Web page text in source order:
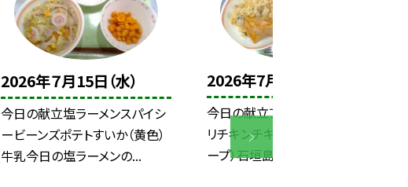
2026年７月15日（水）
今日の献立塩ラーメンスパイシ
ービーンズポテトすいか（黄色）
牛乳今日の塩ラーメンの...
2026年7月14日（火）
今日の献立フライドライスフリフ
リチキンチキンロングライス（ス
ープ）石垣島パイナッ...